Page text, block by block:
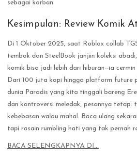
sebagai korban.
Kesimpulan: Review Komik
Di 1 Oktober 2025, saat Roblox collab
tembok dan SteelBook janjiin koleksi
komik bisa jadi lebih dari hiburan—ia
Dari 100 juta kopi hingga platform future
dunia Paradis yang kita tinggali bareng
dan kontroversi meledak, pesannya tetap:
kebebasan walau mahal. Baca ulang
tapi rasain rumbling hati yang tak pernah
BACA SELENGKAPNYA DI…